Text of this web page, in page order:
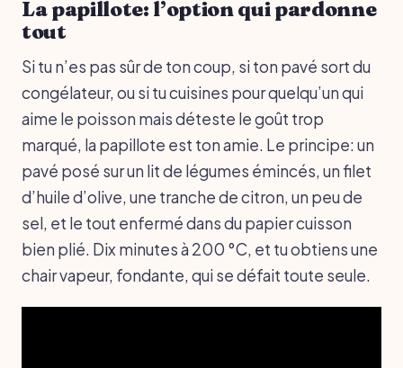
La papillote: l’option qui pardonne
tout
Si tu n’es pas sûr de ton coup, si ton pavé sort du
congélateur, ou si tu cuisines pour quelqu’un qui
aime le poisson mais déteste le goût trop
marqué, la papillote est ton amie. Le principe: un
pavé posé sur un lit de légumes émincés, un filet
d’huile d’olive, une tranche de citron, un peu de
sel, et le tout enfermé dans du papier cuisson
bien plié. Dix minutes à 200 °C, et tu obtiens une
chair vapeur, fondante, qui se défait toute seule.